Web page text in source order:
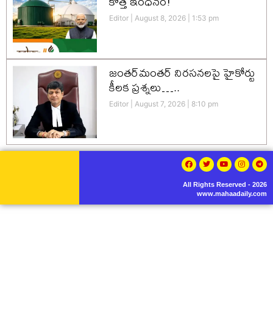
Editor August 8, 2026 1:53 pm
జంతర్‌మంతర్ నిరసనలపై హైకోర్టు
కీలక ప్రశ్నలు…..
Editor August 7, 2026 8:10 pm
All Rights Reserved - 2026
www.mahaadaily.com